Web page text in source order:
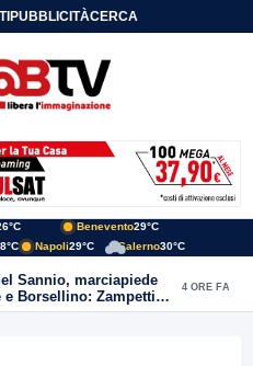
PUBBLICITÀCERCA
Benevento29°C
Napoli29°C Salerno30°C
Sannio, marciapiede
e Borsellino: Zampetti e
alle polemiche
4 ORE FA